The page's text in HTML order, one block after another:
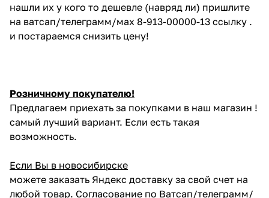
нашли их у кого то дешевле (навряд ли) пришлите
на ватсап/телеграмм/мах 8-913-00000-13 ссылку .
и постараемся снизить цену!
Розничному покупателю!
Предлагаем приехать за покупками в наш магазин !
самый лучший вариант. Если есть такая
возможность.
Если Вы в новосибирске
можете заказать Яндекс доставку за свой счет на
любой товар. Согласование по Ватсап/телеграмм/